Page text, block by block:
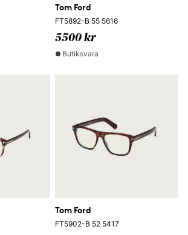
Tom Ford
FT5892-B 55 5616
5500 kr
Butiksvara
Tom Ford
FT5902-B 52 5417